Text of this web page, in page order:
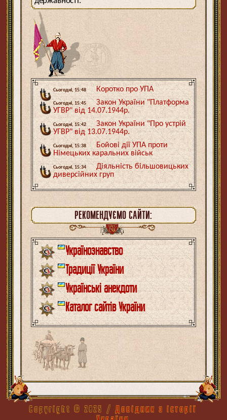
Сьогодні, 15:48 Коротко про УПА
Сьогодні, 15:45
Закон України "Платформа
УГВР" від 14.07.1944р.
Сьогодні, 15:42
Закон України "Про устрій
УГВР" від 13.07.1944р.
Сьогодні, 15:38
Бойові дії УПА проти
Німецьких каральних військ
Сьогодні, 15:34
Діяльність більшовицьких
диверсійних груп
РЕКОМЕНДУЄМО САЙТИ:
Українознавство
Традиції України
Українські анекдоти
Каталог сайтів України
Copyright ©2025 /Довідник з історії